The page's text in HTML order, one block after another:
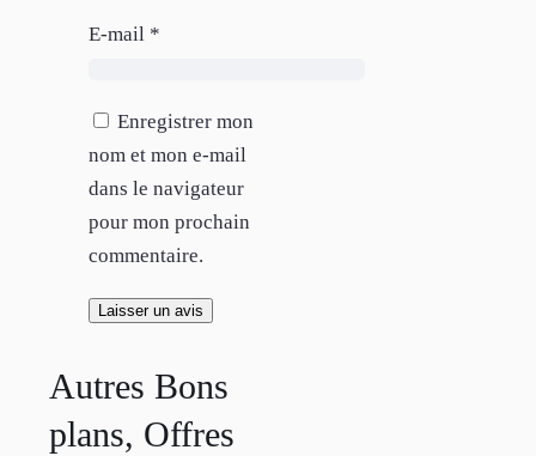
E-mail *
Enregistrer mon
nom et mon e-mail
dans le navigateur
pour mon prochain
commentaire.
Autres Bons
plans, Offres